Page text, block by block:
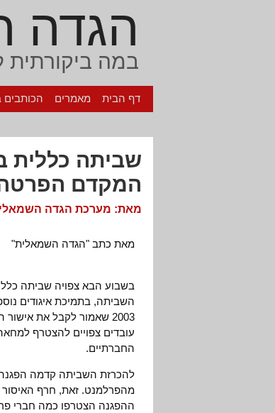
הגדה
במה ביקורתית
דף הבית מאמרים
שביתה כללית
המקדם הפרטה
מאת: מערכת הגדה
מאת כתב "הגדה השמאלית"
השביתה, בתמיכת איגודים
עובדים צפויים להצטרף
החברתיים.
להכרזת השביתה קדמה
מהפרלמנט. זאת, חרף האיסור
ההפגנה הצטרפו כמה חברי